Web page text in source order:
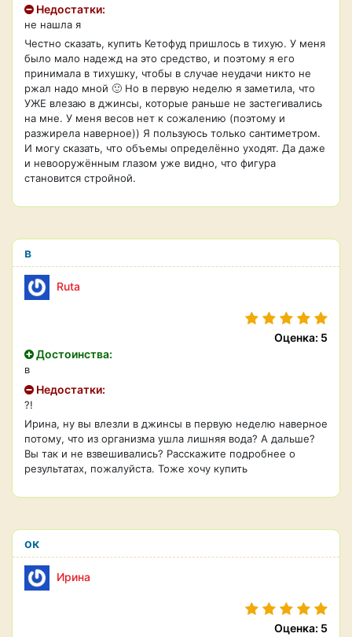
Недостатки:
не нашла я
Честно сказать, купить Кетофуд пришлось в тихую. У меня
было мало надежд на это средство, и поэтому я его
принимала в тихушку, чтобы в случае неудачи никто не
ржал надо мной 🙂 Но в первую неделю я заметила, что
УЖЕ влезаю в джинсы, которые раньше не застегивались
на мне. У меня весов нет к сожалению (поэтому и
разжирела наверное)) Я пользуюсь только сантиметром.
И могу сказать, что объемы определённо уходят. Да даже
и невооружённым глазом уже видно, что фигура
становится стройной.
в
Ruta
Оценка: 5
Достоинства:
в
Недостатки:
?!
Ирина, ну вы влезли в джинсы в первую неделю наверное
потому, что из организма ушла лишняя вода? А дальше?
Вы так и не взвешивались? Расскажите подробнее о
результатах, пожалуйста. Тоже хочу купить
ок
Ирина
Оценка: 5